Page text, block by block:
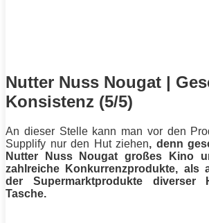
Nutter Nuss Nougat |
Konsistenz (5/5)
An dieser Stelle kann man vor den
Supplify nur den Hut ziehen, denn
Nutter Nuss Nougat großes Kino
zahlreiche Konkurrenzprodukte, als
der Supermarktprodukte diverser
Tasche.